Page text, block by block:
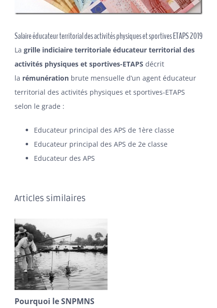
ADHÉSION
Salaire éducateur territorial des activités physiques et sportives ETAPS 2019
La grille indiciaire territoriale éducateur territorial des
activités physiques et sportives-ETAPS décrit
la rémunération brute mensuelle d’un agent éducateur
territorial des activités physiques et sportives-ETAPS
selon le grade :
Educateur principal des APS de 1ère classe
Educateur principal des APS de 2e classe
Educateur des APS
Articles similaires
Pourquoi le SNPMNS